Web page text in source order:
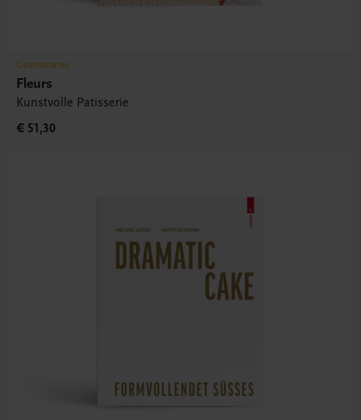
Gastronomie
Fleurs
Kunstvolle Patisserie
€ 51,30